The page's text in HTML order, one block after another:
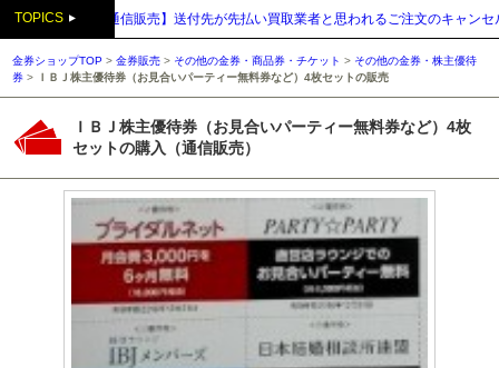
TOPICS
月23日 【通信販売】送付先が先払い買取業者と思われるご注文のキャンセルに
金券ショップTOP >金券販売 > その他の金券・商品券・チケット > その他の金券・株主優待
券 > ＩＢＪ株主優待券（お見合いパーティー無料券など）4枚セットの販売
ＩＢＪ株主優待券（お見合いパーティー無料券など）4枚
セットの購入（通信販売）